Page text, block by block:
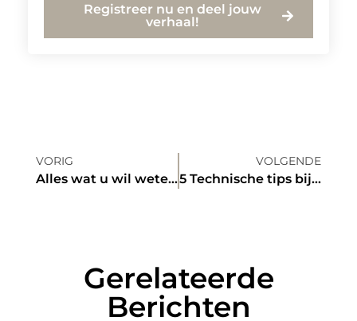
Registreer nu en deel jouw
verhaal!
VORIG
Alles wat u wil weten over de keukenkraan perlator
VOLGENDE
5 Technische tips bij een webshop beginnen
Gerelateerde
Berichten